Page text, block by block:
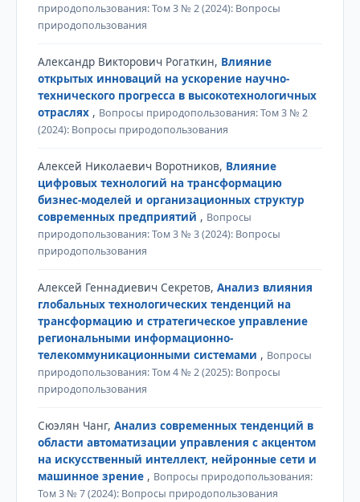
природопользования: Том 3 № 2 (2024): Вопросы
природопользования
Александр Викторович Рогаткин, Влияние
открытых инноваций на ускорение научно-
технического прогресса в высокотехнологичных
отраслях , Вопросы природопользования: Том 3 № 2
(2024): Вопросы природопользования
Алексей Николаевич Воротников, Влияние
цифровых технологий на трансформацию
бизнес-моделей и организационных структур
современных предприятий , Вопросы
природопользования: Том 3 № 3 (2024): Вопросы
природопользования
Алексей Геннадиевич Секретов, Анализ влияния
глобальных технологических тенденций на
трансформацию и стратегическое управление
региональными информационно-
телекоммуникационными системами , Вопросы
природопользования: Том 4 № 2 (2025): Вопросы
природопользования
Сюэлян Чанг, Анализ современных тенденций в
области автоматизации управления с акцентом
на искусственный интеллект, нейронные сети и
машинное зрение , Вопросы природопользования:
Том 3 № 7 (2024): Вопросы природопользования